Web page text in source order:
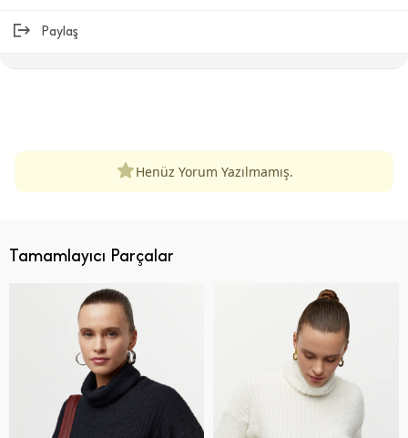
Paylaş
Henüz Yorum Yazılmamış.
Tamamlayıcı Parçalar